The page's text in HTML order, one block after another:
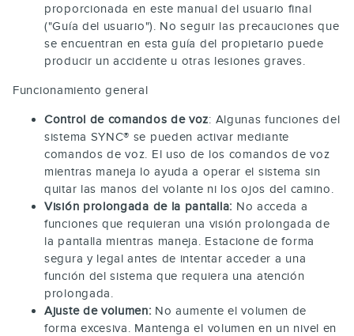
proporcionada en este manual del usuario final
("Guía del usuario"). No seguir las precauciones que
se encuentran en esta guía del propietario puede
producir un accidente u otras lesiones graves.
Funcionamiento general
Control de comandos de voz: Algunas funciones del
sistema SYNC® se pueden activar mediante
comandos de voz. El uso de los comandos de voz
mientras maneja lo ayuda a operar el sistema sin
quitar las manos del volante ni los ojos del camino.
Visión prolongada de la pantalla: No acceda a
funciones que requieran una visión prolongada de
la pantalla mientras maneja. Estacione de forma
segura y legal antes de intentar acceder a una
función del sistema que requiera una atención
prolongada.
Ajuste de volumen: No aumente el volumen de
forma excesiva. Mantenga el volumen en un nivel en